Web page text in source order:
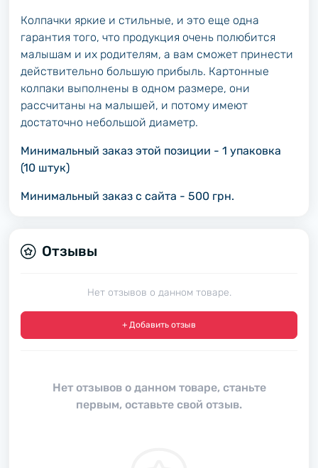
Колпачки яркие и стильные, и это еще одна
гарантия того, что продукция очень полюбится
малышам и их родителям, а вам сможет принести
действительно большую прибыль. Картонные
колпаки выполнены в одном размере, они
рассчитаны на малышей, и потому имеют
достаточно небольшой диаметр.
Минимальный заказ этой позиции - 1 упаковка
(10 штук)
Минимальный заказ с сайта - 500 грн.
Отзывы
Нет отзывов о данном товаре.
+ Добавить отзыв
Нет отзывов о данном товаре, станьте
первым, оставьте свой отзыв.